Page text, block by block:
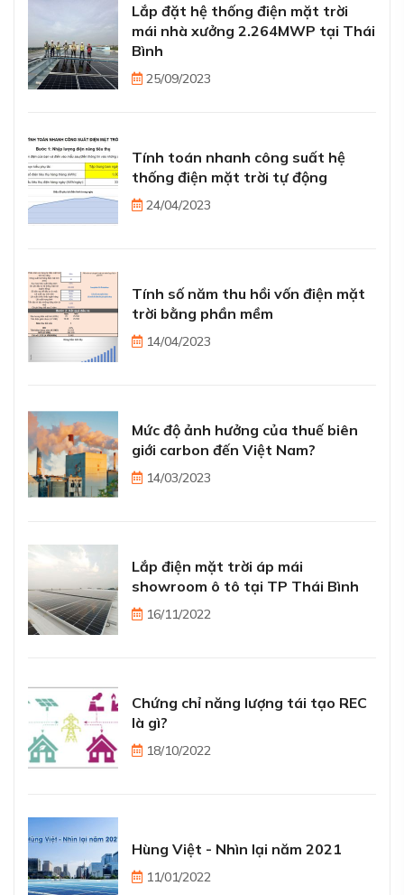
Lắp đặt hệ thống điện mặt trời
mái nhà xưởng 2.264MWP tại Thái
Bình
25/09/2023
Tính toán nhanh công suất hệ
thống điện mặt trời tự động
24/04/2023
Tính số năm thu hồi vốn điện mặt
trời bằng phần mềm
14/04/2023
Mức độ ảnh hưởng của thuế biên
giới carbon đến Việt Nam?
14/03/2023
Lắp điện mặt trời áp mái
showroom ô tô tại TP Thái Bình
16/11/2022
Chứng chỉ năng lượng tái tạo REC
là gì?
18/10/2022
Hùng Việt - Nhìn lại năm 2021
11/01/2022